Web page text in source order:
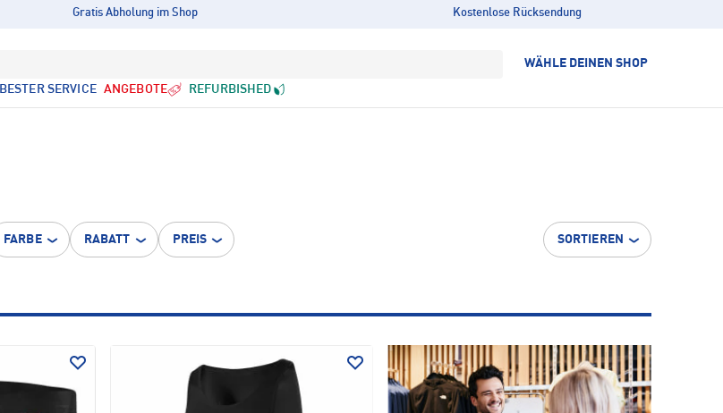
Gratis Abholung im Shop Kostenlose Rücksendung
WÄHLE DEINEN SHOP
BESTER SERVICE ANGEBOTE REFURBISHED
FARBE RABATT PREIS SORTIEREN